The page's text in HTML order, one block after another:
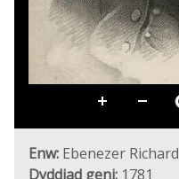
Enw: Ebenezer Richard
Dyddiad geni: 1781